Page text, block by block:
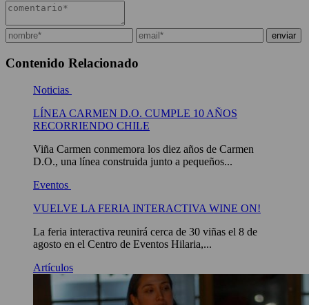
Contenido Relacionado
Noticias
LÍNEA CARMEN D.O. CUMPLE 10 AÑOS
RECORRIENDO CHILE
Viña Carmen conmemora los diez años de Carmen
D.O., una línea construida junto a pequeños...
Eventos
VUELVE LA FERIA INTERACTIVA WINE ON!
La feria interactiva reunirá cerca de 30 viñas el 8 de
agosto en el Centro de Eventos Hilaria,...
Artículos